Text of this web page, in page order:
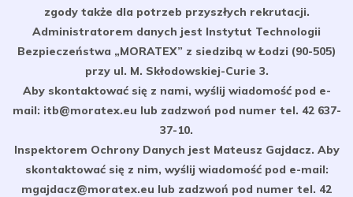
zgody także dla potrzeb przyszłych rekrutacji.
Administratorem danych jest Instytut Technologii
Bezpieczeństwa „MORATEX” z siedzibą w Łodzi (90-505)
przy ul. M. Skłodowskiej-Curie 3.
Aby skontaktować się z nami, wyślij wiadomość pod e-
mail: itb@moratex.eu lub zadzwoń pod numer tel. 42 637-
37-10.
Inspektorem Ochrony Danych jest Mateusz Gajdacz. Aby
skontaktować się z nim, wyślij wiadomość pod e-mail:
mgajdacz@moratex.eu lub zadzwoń pod numer tel. 42